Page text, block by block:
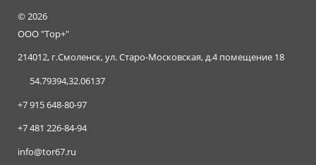
©2026
ООО "Тор+"
214012, г.Смоленск, ул. Старо-Московская, д.4 помещение 18
54.79394,32.06137
+7 915 648-80-97
+7 481 226-84-94
info@tor67.ru